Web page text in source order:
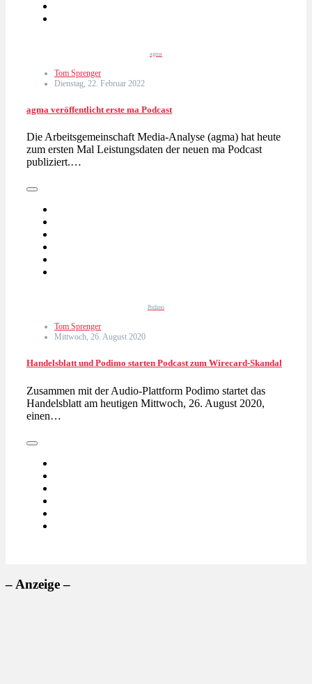
agma
Tom Sprenger
Dienstag, 22. Februar 2022
agma veröffentlicht erste ma Podcast
Die Arbeitsgemeinschaft Media-Analyse (agma) hat heute
zum ersten Mal Leistungsdaten der neuen ma Podcast
publiziert.…
Podimo
Tom Sprenger
Mittwoch, 26. August 2020
Handelsblatt und Podimo starten Podcast zum Wirecard-Skandal
Zusammen mit der Audio-Plattform Podimo startet das
Handelsblatt am heutigen Mittwoch, 26. August 2020,
einen…
– Anzeige –